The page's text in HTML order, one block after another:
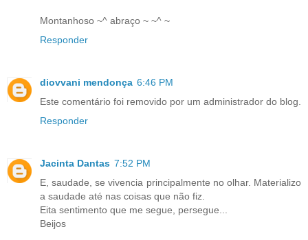
Montanhoso ~^ abraço ~ ~^ ~
Responder
diovvani mendonça 6:46 PM
Este comentário foi removido por um administrador do blog.
Responder
Jacinta Dantas 7:52 PM
E, saudade, se vivencia principalmente no olhar. Materializo
a saudade até nas coisas que não fiz.
Eita sentimento que me segue, persegue...
Beijos